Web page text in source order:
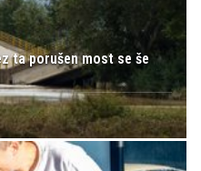
ta porušen most se še